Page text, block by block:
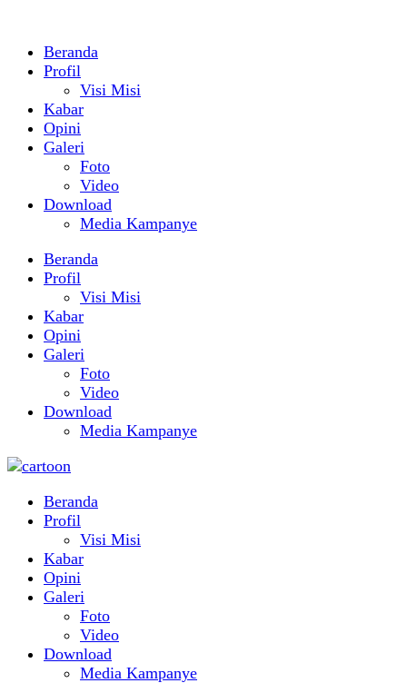
Beranda
Profil
Visi Misi
Kabar
Opini
Galeri
Foto
Video
Download
Media Kampanye
Beranda
Profil
Visi Misi
Kabar
Opini
Galeri
Foto
Video
Download
Media Kampanye
Beranda
Profil
Visi Misi
Kabar
Opini
Galeri
Foto
Video
Download
Media Kampanye